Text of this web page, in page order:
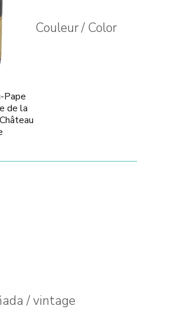
elegir
Pape
de la
Couleur / Color
/ vintage